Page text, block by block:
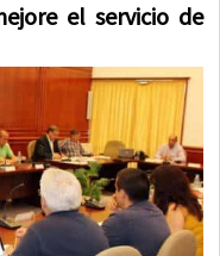
el servicio de